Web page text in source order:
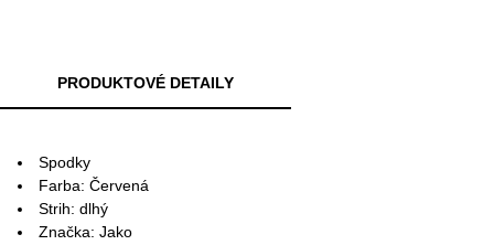
PRODUKTOVÉ DETAILY
Spodky
Farba: Červená
Strih: dlhý
Značka: Jako